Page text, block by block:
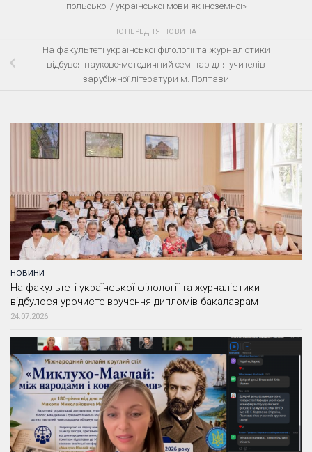
польської / української мови як іноземної»
ПОПЕРЕДНЯ НОВИНА
На факультеті української філології та журналістики
відбувся науково-методичний семінар для учителів
зарубіжної літератури м. Полтави
НОВИНИ
На факультеті української філології та журналістики
відбулося урочисте вручення дипломів бакалаврам
24.07.2026